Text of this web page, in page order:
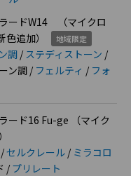
ードW14 （マイクロ
色追加）
地域限定
調 / ステディストーン /
ン調 / フェルティ / フォ
ード16 Fu-ge （マイク
/セルクレール / ミラコロ
/プリレート